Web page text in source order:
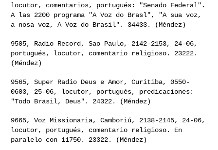
locutor, comentarios, portugués: "Senado Federal".
A las 2200 programa "A Voz do Brasl", "A sua voz,
a nosa voz, A Voz do Brasil". 34433. (Méndez)
9505, Radio Record, Sao Paulo, 2142-2153, 24-06,
portugués, locutor, comentario religioso. 23222.
(Méndez)
9565, Super Radio Deus e Amor, Curitiba, 0550-
0603, 25-06, locutor, portugués, predicaciones:
"Todo Brasil, Deus". 24322. (Méndez)
9665, Voz Missionaria, Camboriú, 2138-2145, 24-06,
locutor, portugués, comentario religioso. En
paralelo con 11750. 23322. (Méndez)